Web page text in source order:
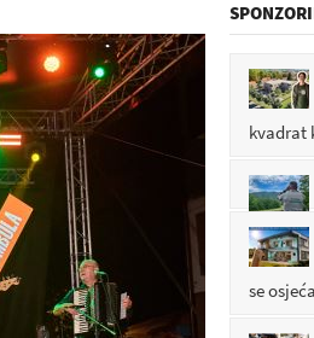
 PRIJE: 16
 PRIJE: 1
kvadrat
se